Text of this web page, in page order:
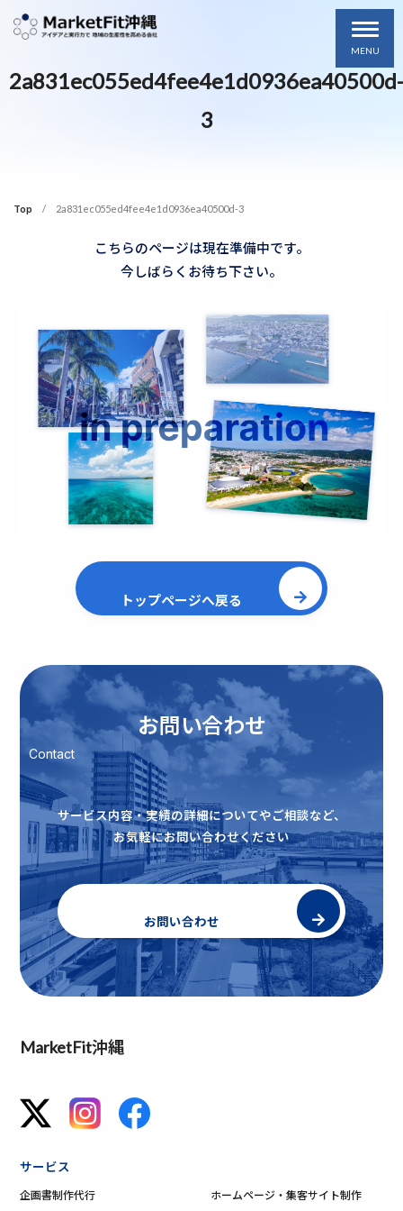
MENU
2a831ec055ed4fee4e1d0936ea40500d-
3
Top 2a831ec055ed4fee4e1d0936ea40500d-3
こちらのページは現在準備中です。
今しばらくお待ち下さい。
トップページへ戻る
お問い合わせ
Contact
サービス内容・実績の詳細についてやご相談など、
お気軽にお問い合わせください
お問い合わせ
MarketFit沖縄
サービス
企画書制作代行 ホームページ・集客サイト制作